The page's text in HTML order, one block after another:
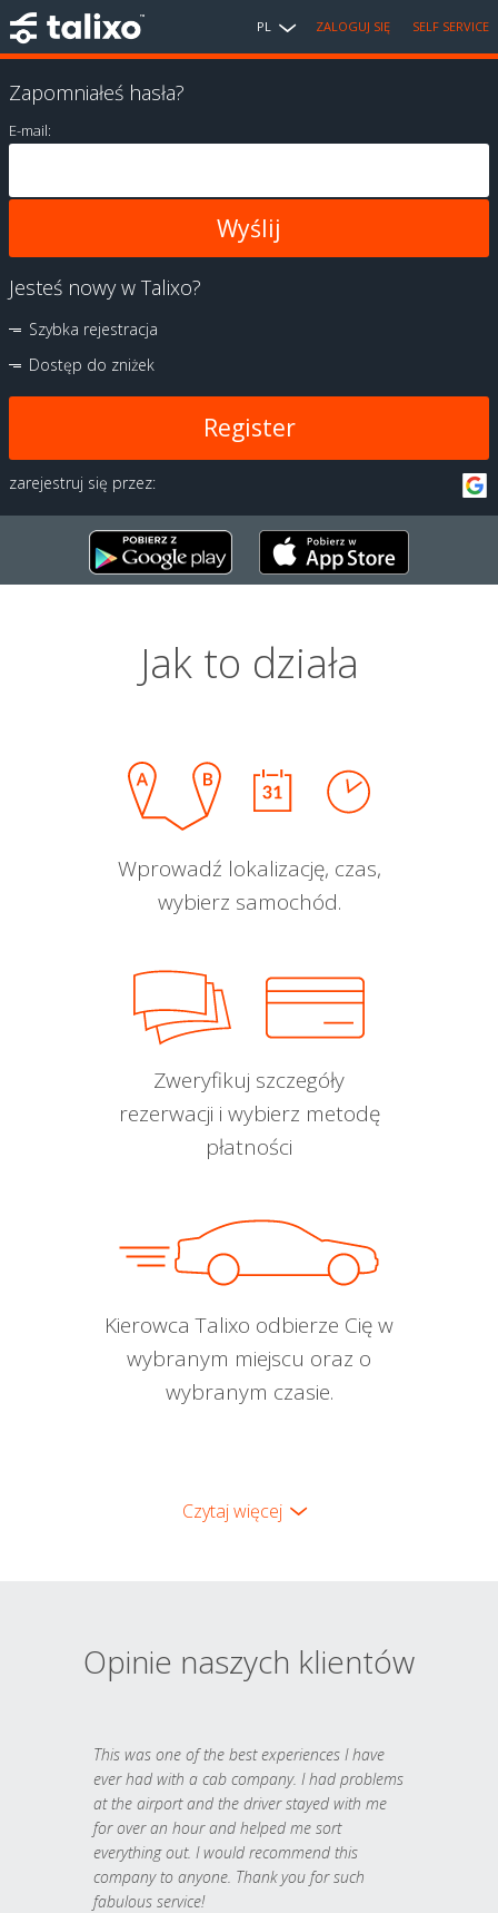
PL ZALOGUJ SIĘ SELF SERVICE
Zapomniałeś hasła?
E-mail:
Jesteś nowy w Talixo?
Szybka rejestracja
Dostęp do zniżek
Register
zarejestruj się przez:
Jak to działa
Wprowadź lokalizację, czas,
wybierz samochód.
Zweryfikuj szczegóły
rezerwacji i wybierz metodę
płatności
Kierowca Talixo odbierze Cię w
wybranym miejscu oraz o
wybranym czasie.
Czytaj więcej
Opinie naszych klientów
This was one of the best experiences I have
ever had with a cab company. I had problems
at the airport and the driver stayed with me
for over an hour and helped me sort
everything out. I would recommend this
company to anyone. Thank you for such
fabulous service!